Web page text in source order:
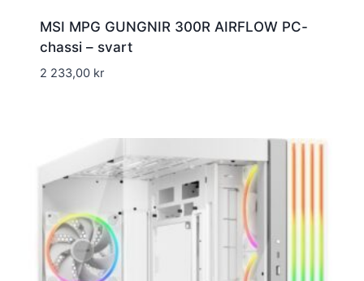
MSI MPG GUNGNIR 300R AIRFLOW PC-
chassi – svart
2 233,00 kr